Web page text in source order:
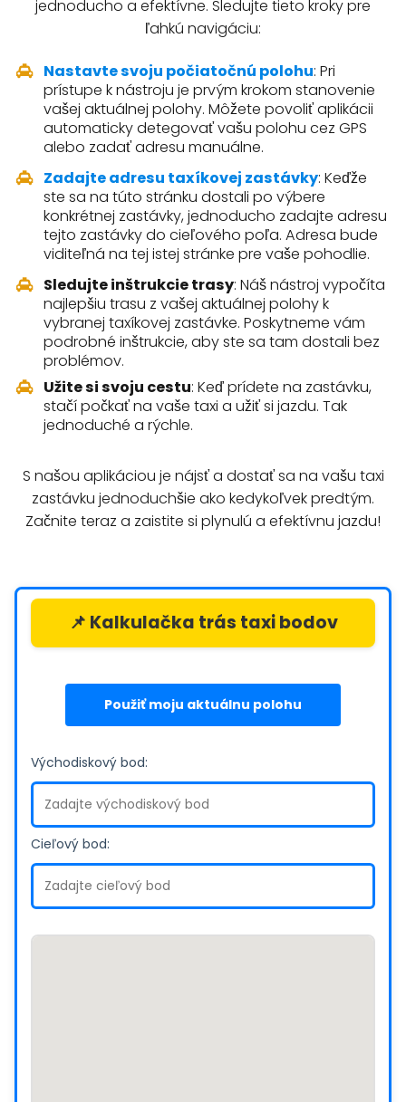
jednoducho a efektívne. Sledujte tieto kroky pre
ľahkú navigáciu:
Nastavte svoju počiatočnú polohu: Pri
prístupe k nástroju je prvým krokom stanovenie
vašej aktuálnej polohy. Môžete povoliť aplikácii
automaticky detegovať vašu polohu cez GPS
alebo zadať adresu manuálne.
Zadajte adresu taxíkovej zastávky: Keďže
ste sa na túto stránku dostali po výbere
konkrétnej zastávky, jednoducho zadajte adresu
tejto zastávky do cieľového poľa. Adresa bude
viditeľná na tej istej stránke pre vaše pohodlie.
Sledujte inštrukcie trasy: Náš nástroj vypočíta
najlepšiu trasu z vašej aktuálnej polohy k
vybranej taxíkovej zastávke. Poskytneme vám
podrobné inštrukcie, aby ste sa tam dostali bez
problémov.
Užite si svoju cestu: Keď prídete na zastávku,
stačí počkať na vaše taxi a užiť si jazdu. Tak
jednoduché a rýchle.
S našou aplikáciou je nájsť a dostať sa na vašu taxi
zastávku jednoduchšie ako kedykoľvek predtým.
Začnite teraz a zaistite si plynulú a efektívnu jazdu!
📌 Kalkulačka trás taxi bodov
Použiť moju aktuálnu polohu
Východiskový bod:
Cieľový bod: